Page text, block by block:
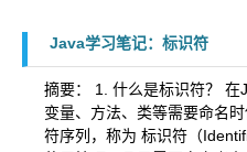
Java学习笔记：标识符
摘要： 1. 什么是标识符？ 在
变量、方法、类等需要命名
符序列，称为 标识符（